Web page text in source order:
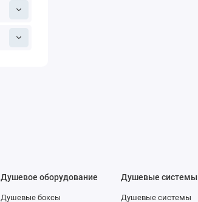
Душевое оборудование
Душевые боксы
Душевые системы
Душевые системы